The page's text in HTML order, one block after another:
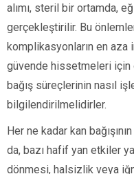
alımı, steril bir ortamda,
gerçekleştirilir. Bu
komplikasyonların en aza
güvende hissetmeleri
bağış süreçlerinin nasıl
bilgilendirilmelidirler.
Her ne kadar kan
da, bazı hafif yan etkiler
dönmesi, halsizlik veya